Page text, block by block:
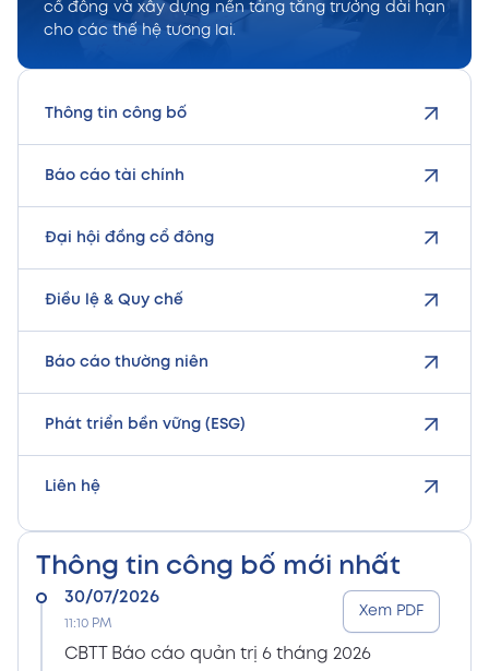
cổ đông và xây dựng nền tảng tăng trưởng dài hạn
cho các thế hệ tương lai.
Thông tin công bố
Báo cáo tài chính
Đại hội đồng cổ đông
Điều lệ & Quy chế
Báo cáo thường niên
Phát triển bền vững (ESG)
Liên hệ
Thông tin công bố mới nhất
30/07/2026
11:10 PM
CBTT Báo cáo quản trị 6 tháng 2026
Xem PDF